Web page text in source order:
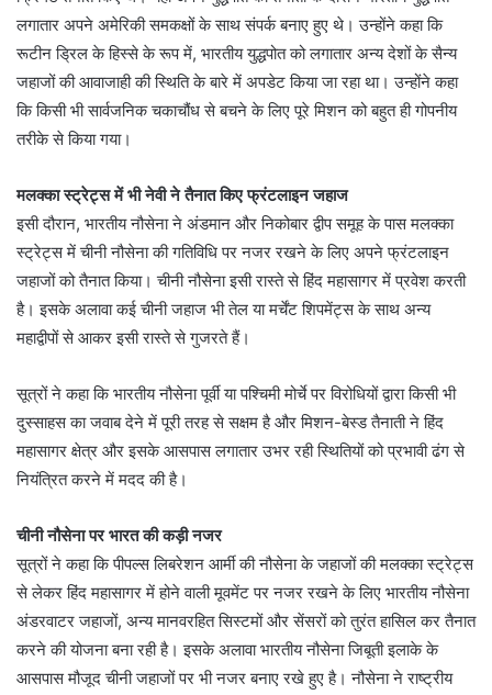
लगातार अपने अमेरिकी समकक्षों के साथ संपर्क बनाए हुए थे। उन्होंने कहा कि
रूटीन ड्रिल के हिस्से के रूप में, भारतीय युद्धपोत को लगातार अन्य देशों के सैन्य
जहाजों की आवाजाही की स्थिति के बारे में अपडेट किया जा रहा था। उन्होंने कहा
कि किसी भी सार्वजनिक चकाचौंध से बचने के लिए पूरे मिशन को बहुत ही गोपनीय
तरीके से किया गया।
मलक्का स्ट्रेट्स में भी नेवी ने तैनात किए फ्रंटलाइन जहाज
इसी दौरान, भारतीय नौसेना ने अंडमान और निकोबार द्वीप समूह के पास मलक्का
स्ट्रेट्स में चीनी नौसेना की गतिविधि पर नजर रखने के लिए अपने फ्रंटलाइन
जहाजों को तैनात किया। चीनी नौसेना इसी रास्ते से हिंद महासागर में प्रवेश करती
है। इसके अलावा कई चीनी जहाज भी तेल या मर्चेंट शिपमेंट्स के साथ अन्य
महाद्वीपों से आकर इसी रास्ते से गुजरते हैं।
सूत्रों ने कहा कि भारतीय नौसेना पूर्वी या पश्चिमी मोर्चे पर विरोधियों द्वारा किसी भी
दुस्साहस का जवाब देने में पूरी तरह से सक्षम है और मिशन-बेस्ड तैनाती ने हिंद
महासागर क्षेत्र और इसके आसपास लगातार उभर रही स्थितियों को प्रभावी ढंग से
नियंत्रित करने में मदद की है।
चीनी नौसेना पर भारत की कड़ी नजर
सूत्रों ने कहा कि पीपल्स लिबरेशन आर्मी की नौसेना के जहाजों की मलक्का स्ट्रेट्स
से लेकर हिंद महासागर में होने वाली मूवमेंट पर नजर रखने के लिए भारतीय नौसेना
अंडरवाटर जहाजों, अन्य मानवरहित सिस्टमों और सेंसरों को तुरंत हासिल कर तैनात
करने की योजना बना रही है। इसके अलावा भारतीय नौसेना जिबूती इलाके के
आसपास मौजूद चीनी जहाजों पर भी नजर बनाए रखे हुए है। नौसेना ने राष्ट्रीय